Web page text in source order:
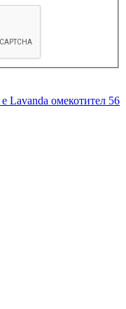
Lavanda омекотител 56